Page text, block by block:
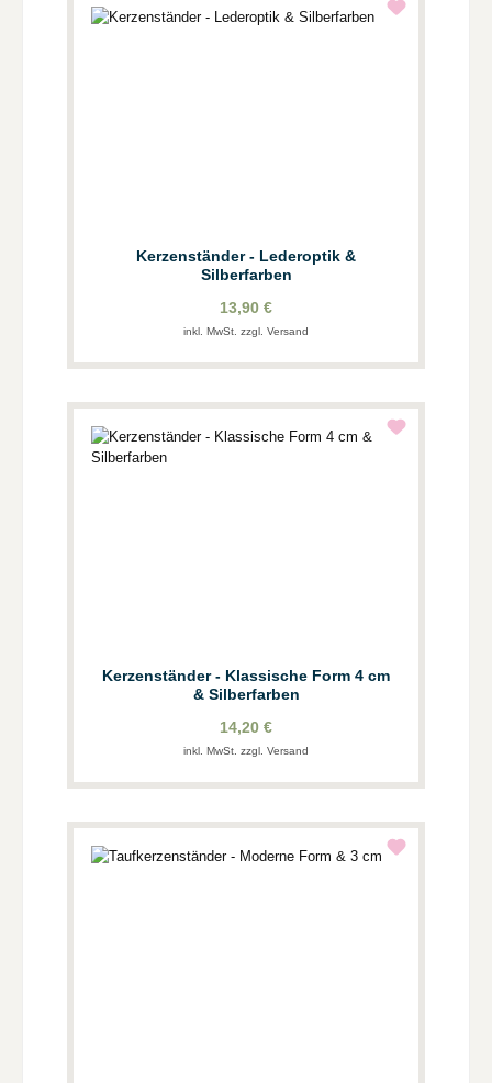
Kerzenständer - Lederoptik &
Silberfarben
13,90 €
inkl. MwSt. zzgl. Versand
Kerzenständer - Klassische Form 4 cm
& Silberfarben
14,20 €
inkl. MwSt. zzgl. Versand